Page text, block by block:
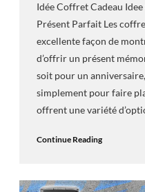
Idée Coffret Cadeau
Présent Parfait Les
excellente façon de
d’offrir un présent
soit pour un
simplement pour faire
offrent une variété
Continue Reading